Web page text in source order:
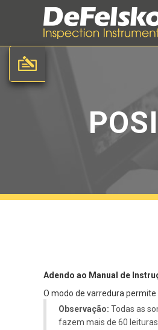
Adendo ao Manual de
O modo de varredura permite
Observação: Todas as
fazem mais de 60